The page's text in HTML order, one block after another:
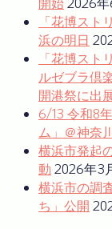
ゲ
シ
ン
「花博ス
浜の明日
「花博スト
ルゼブラ倶
開港祭に出
6/13 令和8
ム」＠神奈
横浜市発起
動 2026年3
横浜市の調
ち」公開